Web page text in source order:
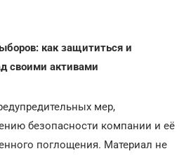
как защититься и
своими активами
мер,
безопасности компании и её
поглощения. Материал не